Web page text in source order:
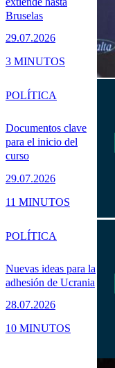
Bruselas
29.07.2026
3 MINUTOS
Documentos clave
para el inicio del
curso
29.07.2026
POLÍTICA
11 MINUTOS
Nuevas ideas para la
adhesión de Ucrania
28.07.2026
POLÍTICA
10 MINUTOS